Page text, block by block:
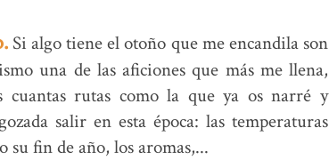
Si algo tiene el otoño que me encandila son
una de las aficiones que más me llena,
cuantas rutas como la que ya os narré y
salir en esta época: las temperaturas
su fin de año, los aromas,...